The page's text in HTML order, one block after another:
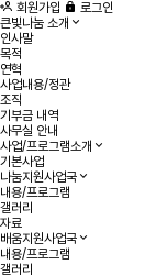
회원가입
로그인
큰빛나눔 소개
인사말
목적
연혁
사업내용/정관
조직
기부금 내역
사무실 안내
사업/프로그램소개
기본사업
나눔지원사업국
내용/프로그램
갤러리
자료
배움지원사업국
내용/프로그램
갤러리